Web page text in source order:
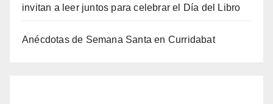
invitan a leer juntos para celebrar el Día del Libro
Anécdotas de Semana Santa en Curridabat